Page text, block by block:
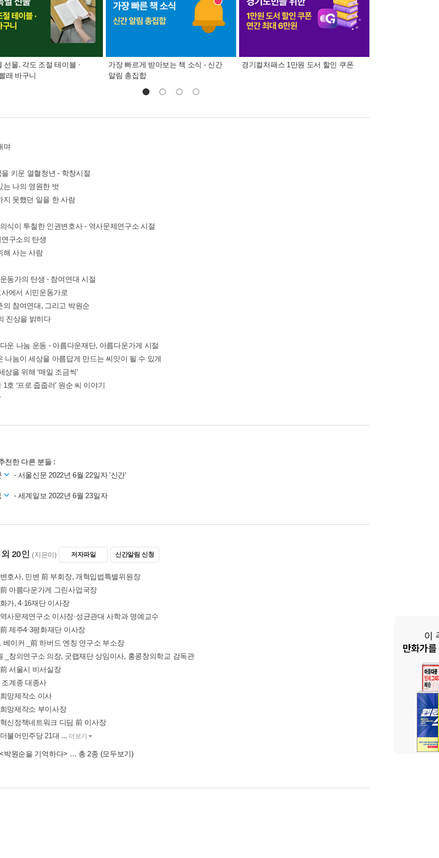
선물. 각도 조절 테이블 ·
래 바구니
가장 빠르게 받아보는 책 소식 - 신간
알림 총집합
경기컬처패스 1만원 도서 할인 쿠폰
며
키운 열혈청년 - 학창시절
는 나의 영원한 벗
지 못했던 일을 한 사람
식이 투철한 인권변호사 - 역사문제연구소 시절
구소의 탄생
해 사는 사람
동가의 탄생 - 참여연대 시절
에서 시민운동가로
의 참여연대, 그리고 박원순
진상을 밝히다
운 나눔 운동 - 아름다운재단, 아름다운가게 시절
나눔이 세상을 아름답게 만드는 씨앗이 될 수 있게
상을 위해 ‘매일 조금씩’
호 ‘프로 줍줍러’ 원순 씨 이야기
천한 다른 분들 :
- 서울신문 2022년 6월 22일자 '신간'
- 세계일보 2022년 6월 23일자
20인 (지은이) 저자파일 신간알림 신청
호사, 민변 前 부회장, 개혁입법특별위원장
아름다운가게 그린사업국장
가, 4·16재단 이사장
사문제연구소 이사장·성균관대 사학과 명예교수
제주4·3평화재단 이사장
베이커 _前 하버드 엔칭 연구소 부소장
_창의연구소 의장, 굿랩재단 상임이사, 홍콩창의학교 감독관
서울시 비서실장
계종 대종사
망제작소 이사
망제작소 부이사장
신정책네트워크 디딤 前 이사장
불어민주당 21대 ... 더보기
<박원순을 기억하다> … 총 2종 (모두보기)